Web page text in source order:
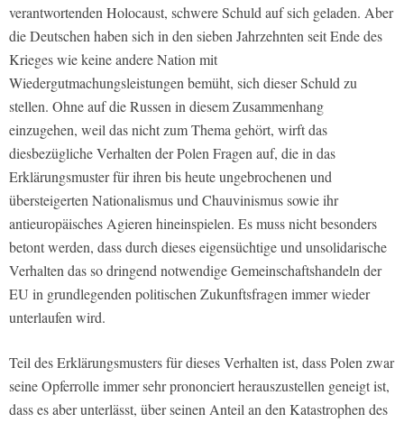
verantwortenden Holocaust, schwere Schuld auf sich geladen. Aber
die Deutschen haben sich in den sieben Jahrzehnten seit Ende des
Krieges wie keine andere Nation mit
Wiedergutmachungsleistungen bemüht, sich dieser Schuld zu
stellen. Ohne auf die Russen in diesem Zusammenhang
einzugehen, weil das nicht zum Thema gehört, wirft das
diesbezügliche Verhalten der Polen Fragen auf, die in das
Erklärungsmuster für ihren bis heute ungebrochenen und
übersteigerten Nationalismus und Chauvinismus sowie ihr
antieuropäisches Agieren hineinspielen. Es muss nicht besonders
betont werden, dass durch dieses eigensüchtige und unsolidarische
Verhalten das so dringend notwendige Gemeinschaftshandeln der
EU in grundlegenden politischen Zukunftsfragen immer wieder
unterlaufen wird.
Teil des Erklärungsmusters für dieses Verhalten ist, dass Polen zwar
seine Opferrolle immer sehr prononciert herauszustellen geneigt ist,
dass es aber unterlässt, über seinen Anteil an den Katastrophen des